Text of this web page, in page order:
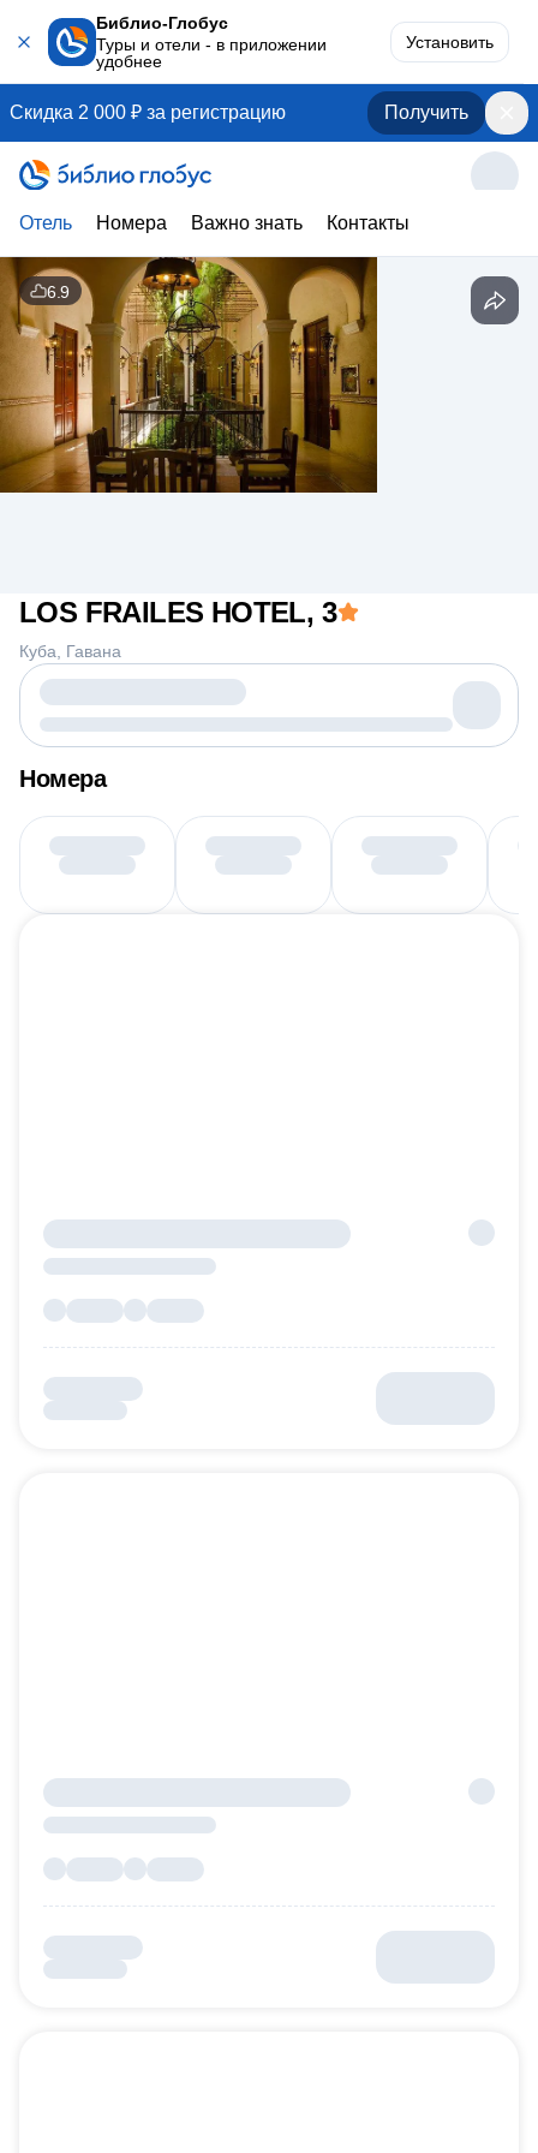
Библио-Глобус
Туры и отели - в приложении
удобнее
Установить
Скидка 2 000 ₽ за регистрацию Получить
Отель Номера Важно знать Контакты
LOS FRAILES HOTEL, 3
Куба Гавана
6.9
Номера